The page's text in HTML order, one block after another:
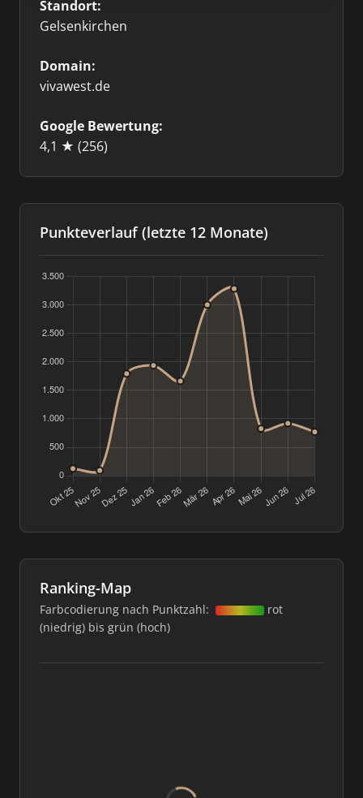
Standort:
Gelsenkirchen
Domain:
vivawest.de
Google Bewertung:
4,1 ★ (256)
Punkteverlauf (letzte 12 Monate)
Ranking-Map
Farbcodierung nach Punktzahl:
rot
(niedrig) bis grün (hoch)